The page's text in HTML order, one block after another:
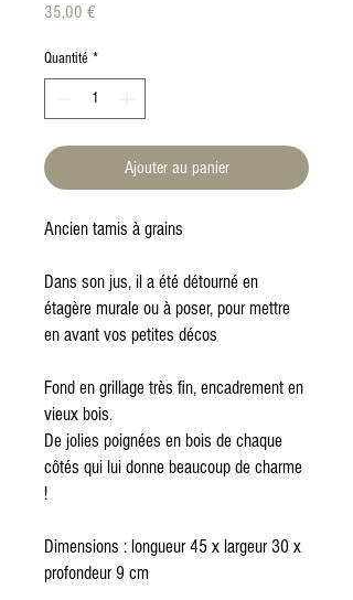
35,00 €Prix
Quantité *
Ajouter au panier
Ancien tamis à grains
Dans son jus, il a été détourné en
étagère murale ou à poser, pour mettre
en avant vos petites décos
Fond en grillage très fin, encadrement en
vieux bois.
De jolies poignées en bois de chaque
côtés qui lui donne beaucoup de charme
!
Dimensions : longueur 45 x largeur 30 x
profondeur 9 cm